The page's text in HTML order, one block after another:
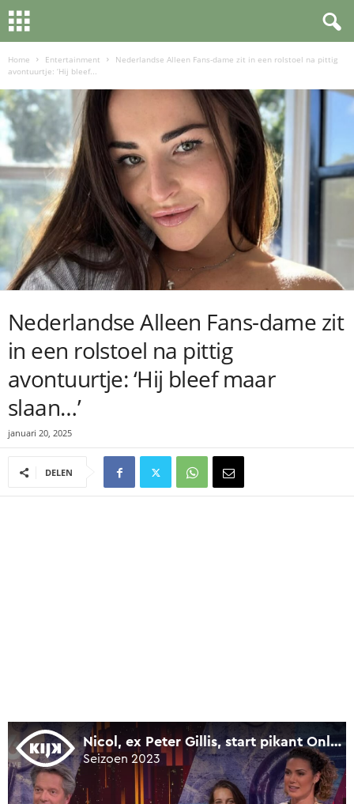
Home Entertainment
Nederlandse Alleen Fans-dame zit in een rolstoel na pittig
avontuurtje: ‘Hij bleef...
Nederlandse Alleen Fans-dame zit
in een rolstoel na pittig
avontuurtje: ‘Hij bleef maar
slaan…’
januari 20, 2025
DELEN